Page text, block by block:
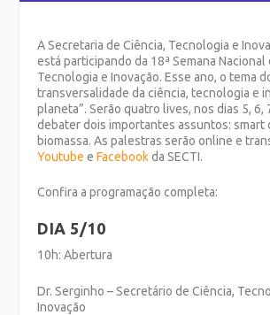
A Secretaria de Ciência, Tecnologia e
está participando da 18ª Semana Nacional
Tecnologia e Inovação. Esse ano, o tema
transversalidade da ciência, tecnologia e
planeta”. Serão quatro lives, nos dias 5, 6,
debater dois importantes assuntos: smart
biomassa. As palestras serão online e
YoutubeeFacebookda SECTI.
Confira a programação completa:
DIA 5/10
10h: Abertura
Dr. Serginho – Secretário de Ciência,
Inovação